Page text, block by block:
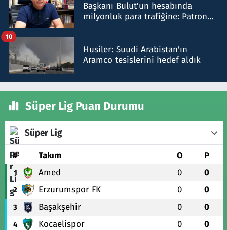
Başkanı Bulut'un hesabında
milyonluk para trafiğine: Patron
Husiler: Suudi Arabistan'ın
Aramco tesislerini hedef aldık
10
Süper Lig Puan Durumu
Süper Lig
# Takım O P
1 Amed 0 0
2 Erzurumspor FK 0 0
3 Başakşehir 0 0
4 Kocaelispor 0 0